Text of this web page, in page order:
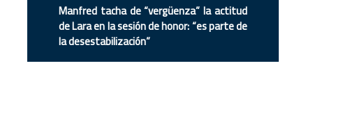
Manfred tacha de “vergüenza” la actitud
de Lara en la sesión de honor: “es parte de
la desestabilización”